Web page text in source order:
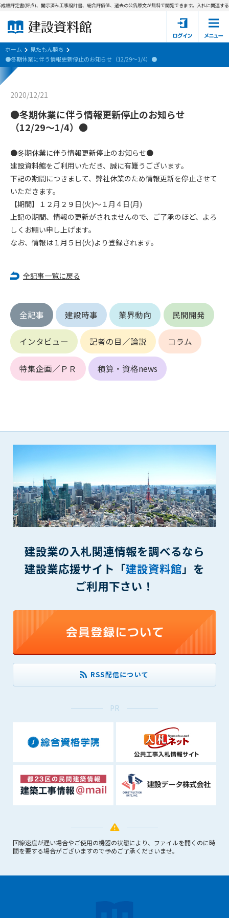
建設資料館とは
東京都の入札資料
見たもん勝ち
会員登録について
サポーター会員一覧
会社概要 お問い合わせ
会員規約
評定書(評点)、開示済み工事設計書、総合評価値、過去の公告原文が無料で閲覧できます。入札に関連する
ホーム
見たもん勝ち
●冬期休業に伴う情報更新停止のお知らせ（12/29～1/4）●
2020/12/21
●冬期休業に伴う情報更新停止のお知らせ
（12/29～1/4）●
●冬期休業に伴う情報更新停止のお知らせ●
建設資料館をご利用いただき、誠に有難うございます。
下記の期間につきまして、弊社休業のため情報更新を停止させて
いただきます。
【期間】１２月２９日(火)～１月４日(月)
上記の期間、情報の更新がされませんので、ご了承のほど、よろ
しくお願い申し上げます。
なお、情報は１月５日(火)より登録されます。
全記事一覧に戻る
全記事 建設時事 業界動向 民間開発
インタビュー 記者の目／論説 コラム
特集企画／ＰＲ 積算・資格news
建設業の入札関連情報を調べるなら
建設業応援サイト「建設資料館」を
ご利用下さい！
RSS配信について
PR
回線速度が遅い場合やご使用の機器の状態により、ファイルを開くのに時
間を要する場合がございますので予めご了承くださいませ。
第1条（規約の目的）
会員サービスの利用条件等について定めるものです。
2. 管理者が建設資料館WEB上で随時掲載するルールは本規約の
一部を構成するものとします。
第2条（規約の変更）
本規約は、会員の了承を得ることなく、随時変更されることが
あります。変更内容は、建設資料館WEB上に表示した時点で直
ちに全ての会員が了承したものとみなします。
後、管理者がこれを承認した者をいいます。
1. 管理者は前条により審査の結果、会員申込みをした者が以下
の何れかの項目に該当することがわかった場合、その者の会
員としての権限を承認しないことがあります。
(1) 会員申し込みをした者が実在しなかった場合
(2) 本規約に違反した場合/li>
(3) 会員申し込みの際、申告事項に虚偽があった場合
(4) 会員申込者が管理者所定の手続き通りに会員申込手続き処
第5条（IDおよびパスワードの管理）
1. 会員は申込の際に管理者が発行したIDおよびパスワードの使
用および管理について責任を負うものとします。
2. 会員は、自己のIDおよびパスワードを、貸与、譲渡、売買、
その他形態を問わず、第三者に利用させることはできませ
ん。
を負うものとし、管理者は一切責任を負いません。
第6条（会員の禁止事項）
1. 会員は建設資料館WEB上で以下の行為をしないものとしま
(1) 第三者または管理者の著作権、その他知的所有権を侵害す
る行為
(2) 第三者または管理者の財産、プライバシー等を侵害する行
(4) 有害なコンピュータプログラム等を送信又は書き込む行為
(7) 公序良俗に反する行為
(10) 建設資料館から知り得た情報及びダウンロードした情報
を、営利を目的として第三者に転売し、または転売のため
に第三者に提供すること
第7条（登録内容の削除）
管理者は、会員が登録した内容が以下に該当する、またはその
(1) 登録されている情報が、第6条の定める禁止事項に該当する
と管理者が、判断した場合
(2) 建設資料館の運営および保守管理上、必要と判断した場合